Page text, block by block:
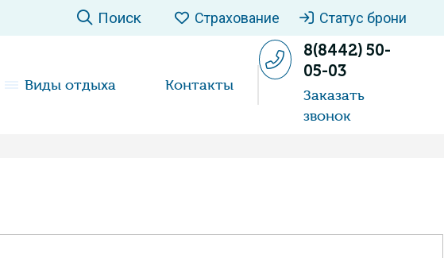
Поиск Страхование Статус брони
Виды отдыха Контакты
8(8442) 50-
05-03
Заказать
звонок